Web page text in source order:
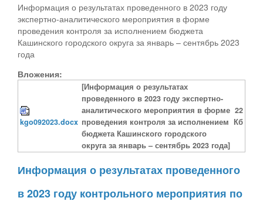
Информация о результатах проведенного в 2023 году
экспертно-аналитического мероприятия в форме
проведения контроля за исполнением бюджета
Кашинского городского округа за январь – сентябрь 2023
года
Вложения:
kgo092023.docx
[Информация о результатах
проведенного в 2023 году экспертно-
аналитического мероприятия в форме
проведения контроля за исполнением
бюджета Кашинского городского
округа за январь – сентябрь 2023 года]
22
Кб
Информация о результатах проведенного
в 2023 году контрольного мероприятия по